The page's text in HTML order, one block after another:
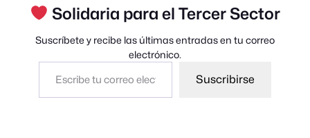
Solidaria para el Tercer Sector
Suscríbete y recibe las últimas entradas en tu correo
electrónico.
Escribe tu correo electrónico…
Suscribirse